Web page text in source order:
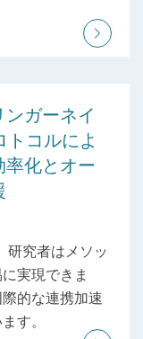
ンガーネイ
コルによ
率化とオー
研究者はメソッ
実現できま
的な連携加速
す。